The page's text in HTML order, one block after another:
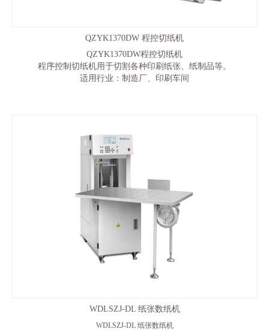
QZYK1370DW 程控切纸机
QZYK1370DW程控切纸机
程序控制切纸机用于切割各种印刷纸张、纸制品等。
适用行业：制造厂、印刷车间
WDLSZJ-DL 纸张数纸机
WDLSZJ-DL 纸张数纸机